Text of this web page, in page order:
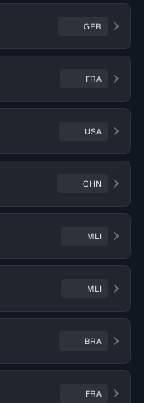
GER
FRA
USA
CHN
MLI
MLI
BRA
FRA